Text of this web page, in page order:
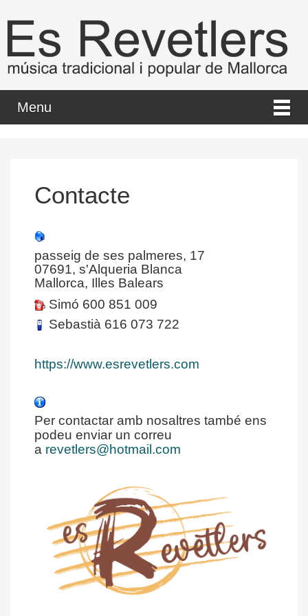
Menu
Contacte
passeig de ses palmeres, 17
07691, s'Alqueria Blanca
Mallorca, Illes Balears
Simó 600 851 009
Sebastià 616 073 722
https://www.esrevetlers.com
Per contactar amb nosaltres també ens
podeu enviar un correu
a revetlers@hotmail.com